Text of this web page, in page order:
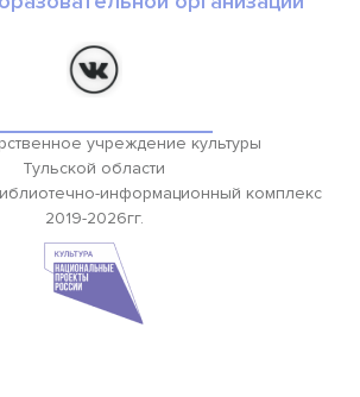
учреждение культуры
Тульской области
информационный комплекс
2019-2026гг.